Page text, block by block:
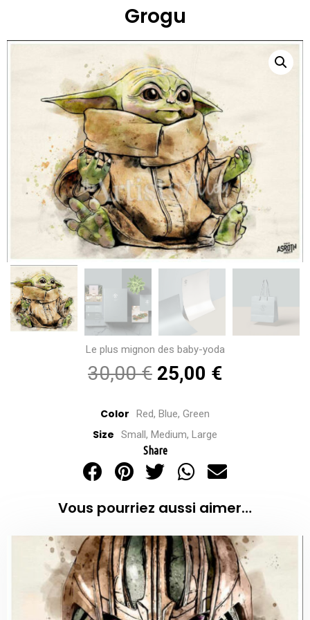
Grogu
Le plus mignon des baby-yoda
30,00€ 25,00 €
Color Red, Blue, Green
Size
Small, Medium, Large
Share
Vous pourriez aussi aimer…